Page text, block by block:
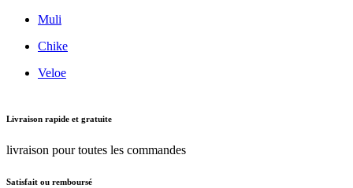
Muli
Chike
Veloe
Livraison rapide et gratuite
livraison pour toutes les commandes
Satisfait ou remboursé